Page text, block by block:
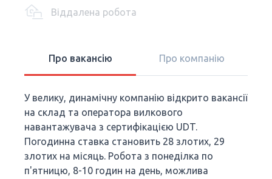
Віддалена робота
Про вакансію Про компанію
У велику, динамічну компанію відкрито вакансії
на склад та оператора вилкового
навантажувача з сертифікацією UDT.
Погодинна ставка становить 28 злотих, 29
злотих на місяць. Робота з понеділка по
п'ятницю, 8-10 годин на день, можлива